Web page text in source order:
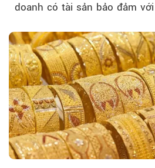
doanh có tài sản bảo đảm